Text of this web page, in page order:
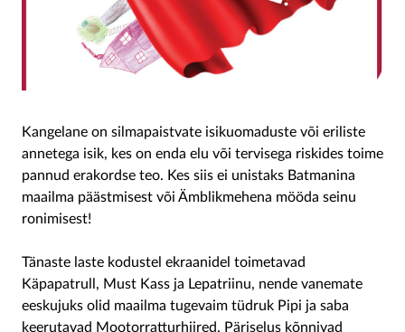
Kangelane on silmapaistvate isikuomaduste või eriliste
annetega isik, kes on enda elu või tervisega riskides toime
pannud erakordse teo. Kes siis ei unistaks Batmanina
maailma päästmisest või Ämblikmehena mööda seinu
ronimisest!
Tänaste laste kodustel ekraanidel toimetavad
Käpapatrull, Must Kass ja Lepatriinu, nende vanemate
eeskujuks olid maailma tugevaim tüdruk Pipi ja saba
keerutavad Mootorratturhiired. Päriselus kõnnivad